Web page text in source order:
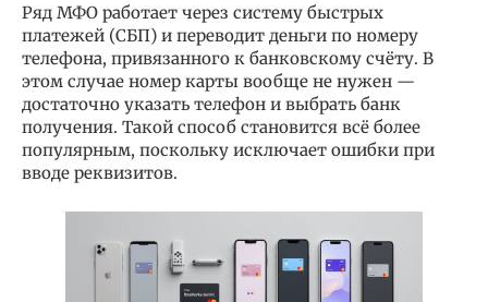
Ряд МФО работает через систему быстрых
платежей (СБП) и переводит деньги по номеру
телефона, привязанного к банковскому счёту. В
этом случае номер карты вообще не нужен —
достаточно указать телефон и выбрать банк
получения. Такой способ становится всё более
популярным, поскольку исключает ошибки при
вводе реквизитов.